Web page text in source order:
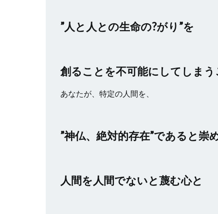
”人と人との生命の?がり”を
創ることを不可能にしてしまう
あなたが、特定の人間を、
”神仏、絶対的存在”であると崇
人間を人間でないと蔑む心と